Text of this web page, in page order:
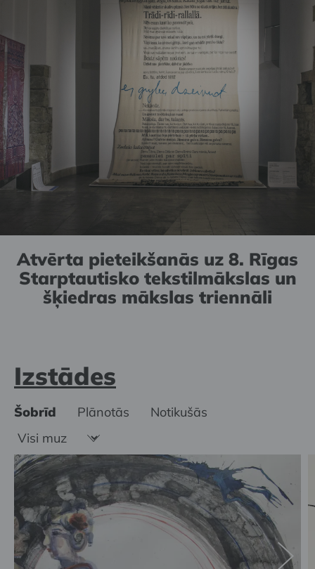
Atvērta pieteikšanās uz 8. Rīgas
Starptautisko tekstilmākslas un
šķiedras mākslas triennāli
Izstādes
Šobrīd Plānotās Notikušās